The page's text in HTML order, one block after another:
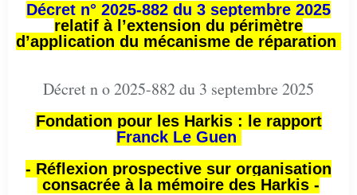
Décret n° 2025-882 du 3 septembre 2025
relatif à l’extension du périmètre
d’application du mécanisme de réparation
Décret n o 2025-882 du 3 septembre 2025
Fondation pour les Harkis : le rapport
Franck Le Guen
- Réflexion prospective sur organisation
consacrée à la mémoire des Harkis -